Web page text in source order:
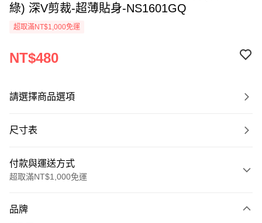
綠) 深V剪裁-超薄貼身-NS1601GQ
超取滿NT$1,000免運
NT$480
請選擇商品選項
尺寸表
付款與運送方式
超取滿NT$1,000免運
信用卡一次付款
品牌